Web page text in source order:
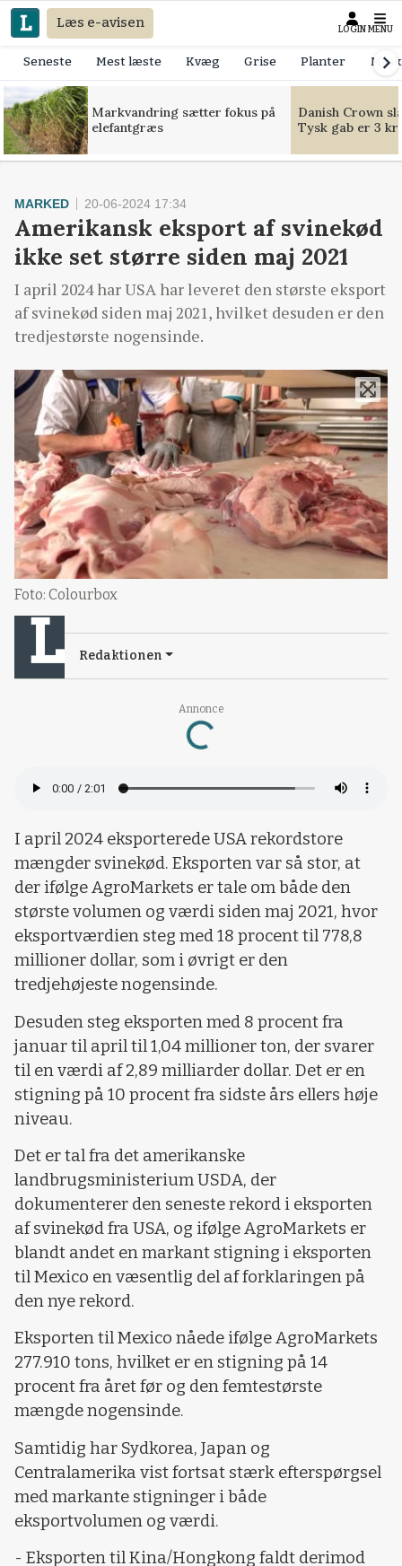
Læs e-avisen LOGIN MENU
Seneste Mest læste Kvæg Grise Planter
Markvandring sætter fokus på
elefantgræs
Danish Crown
Tysk gab er 3
Annonce
Loading...
MARKED 20-06-2024 17:34
Amerikansk eksport af svinekød
ikke set større siden maj 2021
I april 2024 har USA har leveret den største eksport
af svinekød siden maj 2021, hvilket desuden er den
tredjestørste nogensinde.
Foto: Colourbox
Redaktionen
I april 2024 eksporterede USA rekordstore
mængder svinekød. Eksporten var så stor, at
der ifølge AgroMarkets er tale om både den
største volumen og værdi siden maj 2021, hvor
eksportværdien steg med 18 procent til 778,8
millioner dollar, som i øvrigt er den
tredjehøjeste nogensinde.
Desuden steg eksporten med 8 procent fra
januar til april til 1,04 millioner ton, der svarer
til en værdi af 2,89 milliarder dollar. Det er en
stigning på 10 procent fra sidste års ellers høje
niveau.
Det er tal fra det amerikanske
landbrugsministerium USDA, der
dokumenterer den seneste rekord i eksporten
af svinekød fra USA, og ifølge AgroMarkets er
blandt andet en markant stigning i eksporten
til Mexico en væsentlig del af forklaringen på
den nye rekord.
Eksporten til Mexico nåede ifølge AgroMarkets
277.910 tons, hvilket er en stigning på 14
procent fra året før og den femtestørste
mængde nogensinde.
Samtidig har Sydkorea, Japan og
Centralamerika vist fortsat stærk efterspørgsel
med markante stigninger i både
eksportvolumen og værdi.
- Eksporten til Kina/Hongkong faldt derimod